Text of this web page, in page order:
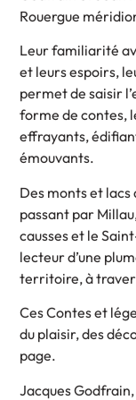
Rouergue
Leur familiarité
et leurs espoirs,
permet de saisir
forme de contes,
effrayants,
émouvants.
Des monts et lacs
passant par
causses et le
lecteur d’une
territoire, à
Ces Contes et
du plaisir, des
page.
Jacques